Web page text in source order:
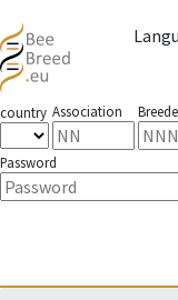
country Association
Password